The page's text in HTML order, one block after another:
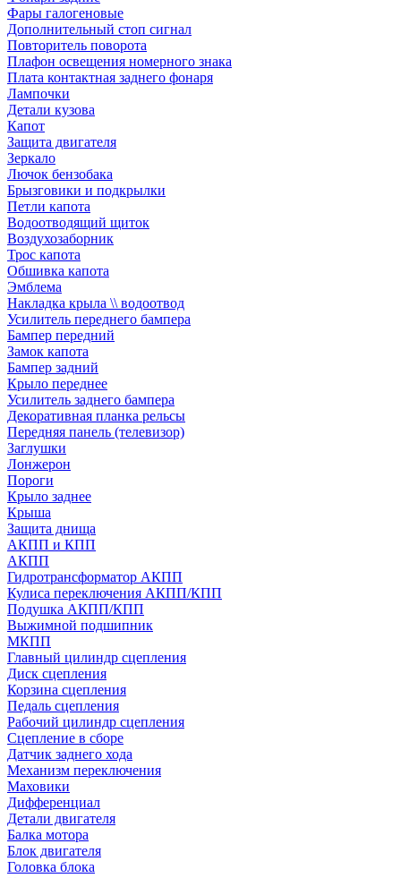
Фары галогеновые
Дополнительный стоп сигнал
Повторитель поворота
Плафон освещения номерного знака
Плата контактная заднего фонаря
Лампочки
Детали кузова
Капот
Защита двигателя
Зеркало
Лючок бензобака
Брызговики и подкрылки
Петли капота
Водоотводящий щиток
Воздухозаборник
Трос капота
Обшивка капота
Эмблема
Накладка крыла \\ водоотвод
Усилитель переднего бампера
Бампер передний
Замок капота
Бампер задний
Крыло переднее
Усилитель заднего бампера
Декоративная планка рельсы
Передняя панель (телевизор)
Заглушки
Лонжерон
Пороги
Крыло заднее
Крыша
Защита днища
АКПП и КПП
АКПП
Гидротрансформатор АКПП
Кулиса переключения АКПП/КПП
Подушка АКПП/КПП
Выжимной подшипник
МКПП
Главный цилиндр сцепления
Диск сцепления
Корзина сцепления
Педаль сцепления
Рабочий цилиндр сцепления
Сцепление в сборе
Датчик заднего хода
Механизм переключения
Маховики
Дифференциал
Детали двигателя
Балка мотора
Блок двигателя
Головка блока